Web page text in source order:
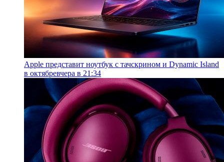
Apple представит ноутбук с тачскрином и Dynamic Island
в октябревчера в 21:34